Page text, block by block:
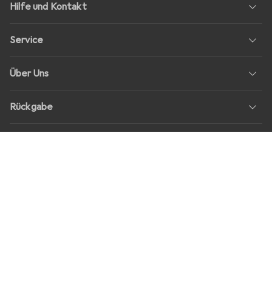
Hilfe und Kontakt
Service
Über Uns
Rückgabe